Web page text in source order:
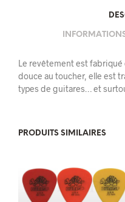
Le revêtement est fabriqué
douce au toucher, elle est
types de guitares… et
PRODUITS SIMILAIRES